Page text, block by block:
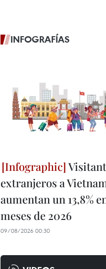
INFOGRAFÍAS
extranjeros a
aumentan un 13,8%
meses de 2026
09/08/2026 00:30